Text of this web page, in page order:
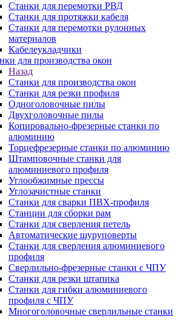
Станки для перемотки РВД
Станки для протяжки кабеля
Станки для перемотки рулонных
материалов
Кабелеукладчики
для производства окон
Назад
Станки для производства окон
Станки для резки профиля
Одноголовочные пилы
Двухголовочные пилы
Копировально-фрезерные станки по
алюминию
Торцефрезерные станки по алюминию
Штамповочные станки для
алюминиевого профиля
Углообжимные прессы
Углозачистные станки
Станки для сварки ПВХ-профиля
Станции для сборки рам
Станки для сверления петель
Автоматические шуруповерты
Станки для сверления алюминиевого
профиля
Сверлильно-фрезерные станки с ЧПУ
Станки для резки штапика
Станки для гибки алюминиевого
профиля с ЧПУ
Многоголовочные сверлильные станки